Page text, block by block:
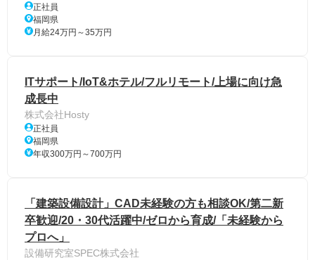
正社員
福岡県
月給24万円～35万円
ITサポート/IoT&ホテル/フルリモート/上場に向け急
成長中
株式会社Hosty
正社員
福岡県
年収300万円～700万円
「建築設備設計」CAD未経験の方も相談OK/第二新
卒歓迎/20・30代活躍中/ゼロから育成/「未経験から
プロへ」
設備研究室SPEC株式会社